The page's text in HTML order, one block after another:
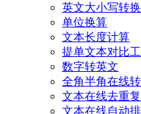
英文大小写转换
单位换算
文本长度计算
提单文本对比
数字转英文
全角半角在线
文本在线去重复
文本在线自动